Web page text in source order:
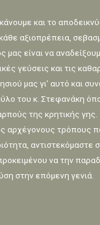
και το
αξιοπρέπεια,
μας είναι να
γεύσεις και τις
μας γι’ αυτό και
του κ. Στεφανάκη
της κρητικής γης.
αρχέγονους τρόπους
αντιστεκόμαστε
να την
στην επόμενη γενιά.